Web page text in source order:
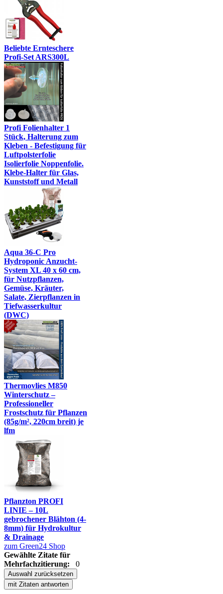
Beliebte Ernteschere
Profi-Set ARS300L
Profi Folienhalter 1
Stück, Halterung zum
Kleben - Befestigung für
Luftpolsterfolie
Isolierfolie Noppenfolie.
Klebe-Halter für Glas,
Kunststoff und Metall
Aqua 36-C Pro
Hydroponic Anzucht-
System XL 40 x 60 cm,
für Nutzpflanzen,
Gemüse, Kräuter,
Salate, Zierpflanzen in
Tiefwasserkultur
(DWC)
Thermovlies M850
Winterschutz –
Professioneller
Frostschutz für Pflanzen
(85g/m², 220cm breit) je
lfm
Pflanzton PROFI
LINIE – 10L
gebrochener Blähton (4-
8mm) für Hydrokultur
& Drainage
zum Green24 Shop
Gewählte Zitate für
Mehrfachzitierung:
0
Auswahl zurücksetzen
mit Zitaten antworten